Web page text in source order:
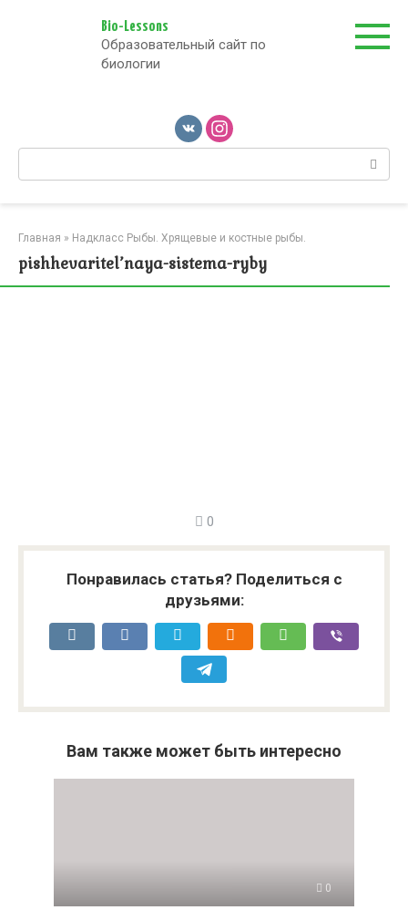
Bio-Lessons
Образовательный сайт по
биологии
Поиск:
Главная » Надкласс Рыбы. Хрящевые и костные рыбы.
pishhevaritel’naya-sistema-ryby
0
Понравилась статья? Поделиться с
друзьями:
Вам также может быть интересно
0